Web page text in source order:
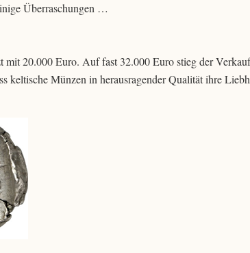
Überraschungen …
20.000 Euro. Auf fast 32.000 Euro stieg der
keltische Münzen in herausragender Qualität ihre